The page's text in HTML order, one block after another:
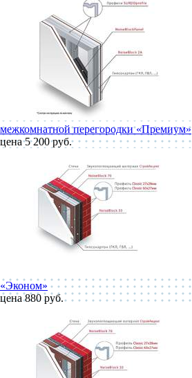
межкомнатной перегородки «Премиум»
цена 5 200 руб.
«Эконом»
цена 880 руб.